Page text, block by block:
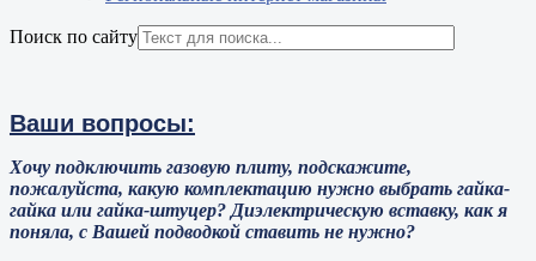
Поиск по сайту
Ваши вопросы:
Хочу подключить газовую плиту, подскажите,
пожалуйста, какую комплектацию нужно выбрать гайка-
гайка или гайка-штуцер? Диэлектрическую вставку, как я
поняла, с Вашей подводкой ставить не нужно?